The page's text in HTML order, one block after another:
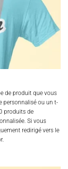
de produit que vous
personnalisé ou un t-
produits de
Si vous
redirigé vers le